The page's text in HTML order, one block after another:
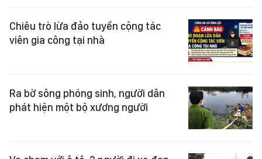
Chiêu trò lừa đảo tuyển cộng tác
viên gia công tại nhà
Ra bờ sông phóng sinh, người dân
phát hiện một bộ xương người